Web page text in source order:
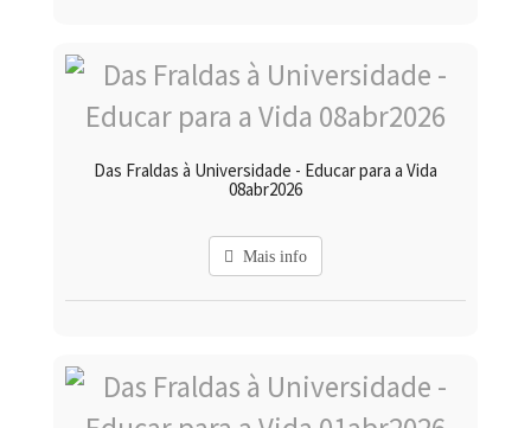
Das Fraldas à Universidade - Educar para a Vida
08abr2026
Mais info